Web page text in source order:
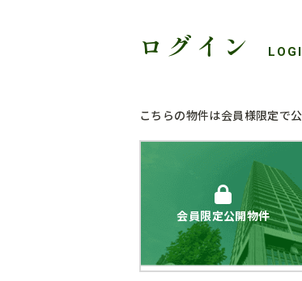
ログイン
こちらの物件は会員様限定で
会員限定公開物件